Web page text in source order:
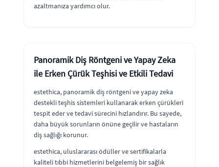
azaltmanıza yardımcı olur.
Panoramik Diş Röntgeni ve Yapay Zeka
ile Erken Çürük Teşhisi ve Etkili Tedavi
estethica, panoramik diş röntgeni ve yapay zeka
destekli teşhis sistemleri kullanarak erken çürükleri
tespit eder ve tedavi sürecini hızlandırır. Bu sayede,
daha büyük sorunların önüne geçilir ve hastaların
diş sağlığı korunur.
estethica, uluslararası ödüller ve sertifikalarla
kaliteli tıbbi hizmetlerini belgelemiş bir sağlık